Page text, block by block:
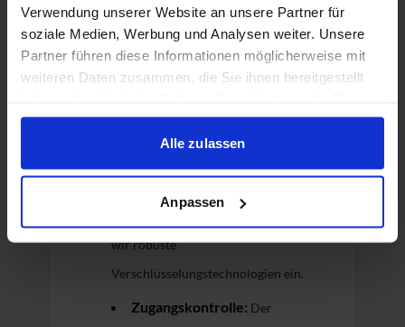
Verwendung unserer Website an unsere Partner für
soziale Medien, Werbung und Analysen weiter. Unsere
Partner führen diese Informationen möglicherweise mit
weiteren Daten zusammen, die Sie ihnen bereitgestellt
gesammelt haben.
Alle zulassen
Anpassen
Einhaltung strenger
Datenschutzstandards
ausgewählt.
wir robuste
Verschlüsselungstechnologien ein.
Zugangskontrolle: Der